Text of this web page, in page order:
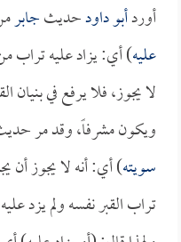
أوردأبو داودحديثجابر
عليه) أي: يزاد عليه تراب
لا يجوز، فلا يرفع في بنيان
ويكون مشرفاً، وقد مر
سويته) أي: أنه لا يجوز أن
تراب القبر نفسه ولم يزد